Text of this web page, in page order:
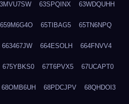
63SPQINX 63WDQUHH
659M6G4O 65TIBAG5 65TN6NPQ
663467JW 664ESOLH 664FNVV4
675YBKS0 67T6PVX5 67UCAPT0
68OMB6UH 68PDCJPV 68QHDOI3